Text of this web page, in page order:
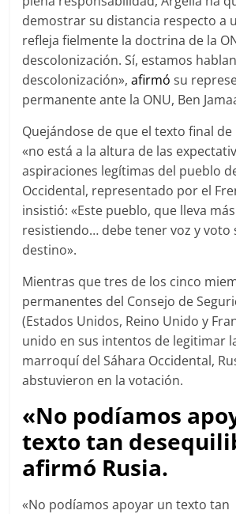
demostrar su distancia respecto a
refleja fielmente la doctrina de la
descolonización. Sí, estamos
descolonización», afirmó su
permanente ante la ONU, Ben
Quejándose de que el texto final
«no está a la altura de las
aspiraciones legítimas del pueblo
Occidental, representado por el
insistió: «Este pueblo, que lleva
resistiendo… debe tener voz y voto
destino».
Mientras que tres de los cinco
permanentes del Consejo de
(Estados Unidos, Reino Unido y
unido en sus intentos de legitimar
marroquí del Sáhara Occidental,
abstuvieron en la votación.
«No podíamos
texto tan
afirmó Rusia.
«No podíamos apoyar un texto tan